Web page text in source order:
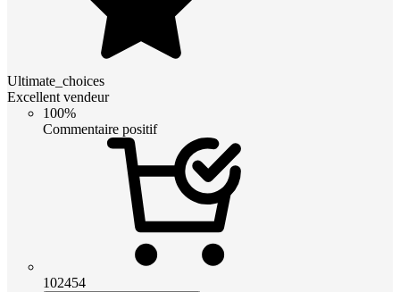
Ultimate_choices
Excellent vendeur
100%
Commentaire positif
102454